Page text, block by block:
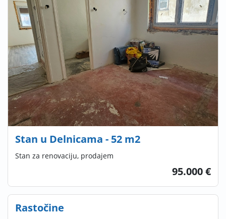
Stan u Delnicama - 52 m2
Stan za renovaciju, prodajem
95.000 €
Rastočine